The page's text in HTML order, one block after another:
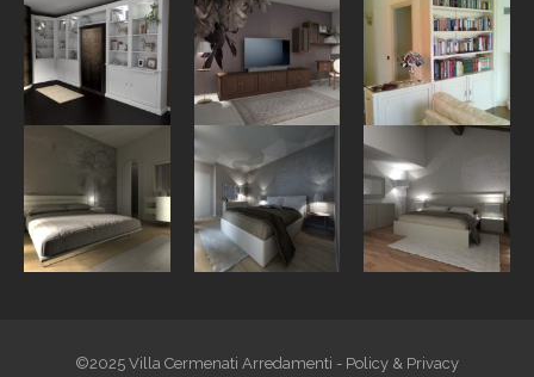
©2025 Villa Cermenati Arredamenti - Policy & Privacy